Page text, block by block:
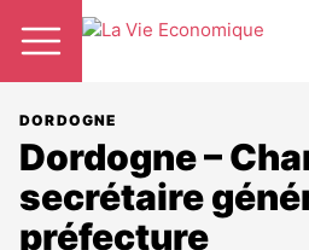
DORDOGNE
Dordogne –
secrétaire
préfecture